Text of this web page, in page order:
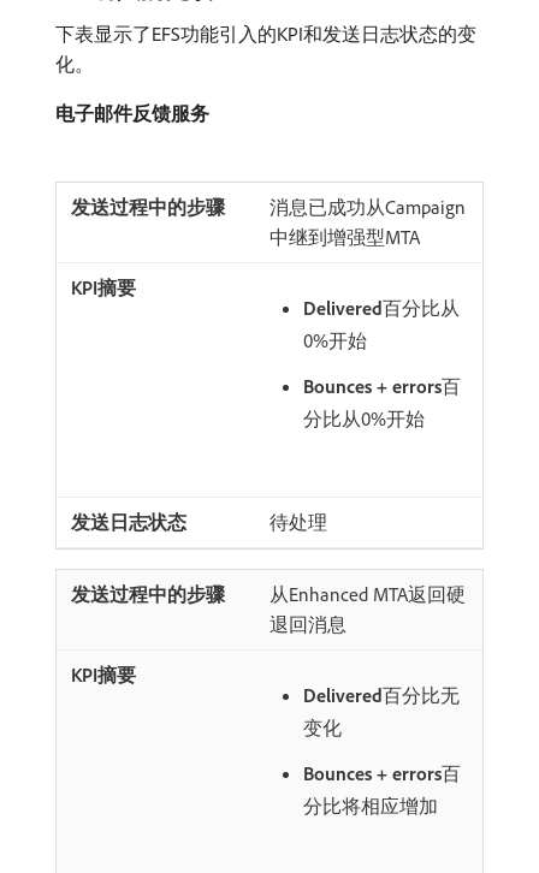
下表显示了EFS功能引入的KPI和发送日志状态的变
化。
电子邮件反馈服务
消息已成功从Campaign
中继到增强型MTA
Delivered​百分比从
0%开始
Bounces + errors​百
分比从0%开始
待处理
从Enhanced MTA返回硬
退回消息
Delivered​百分比无
变化
Bounces + errors​百
分比将相应增加